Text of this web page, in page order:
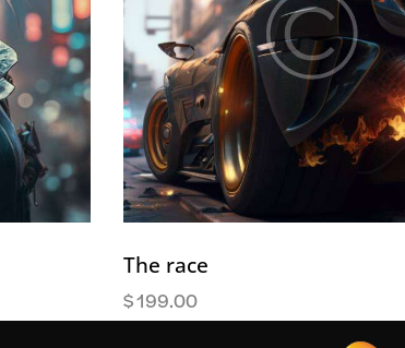
The race
$199.00